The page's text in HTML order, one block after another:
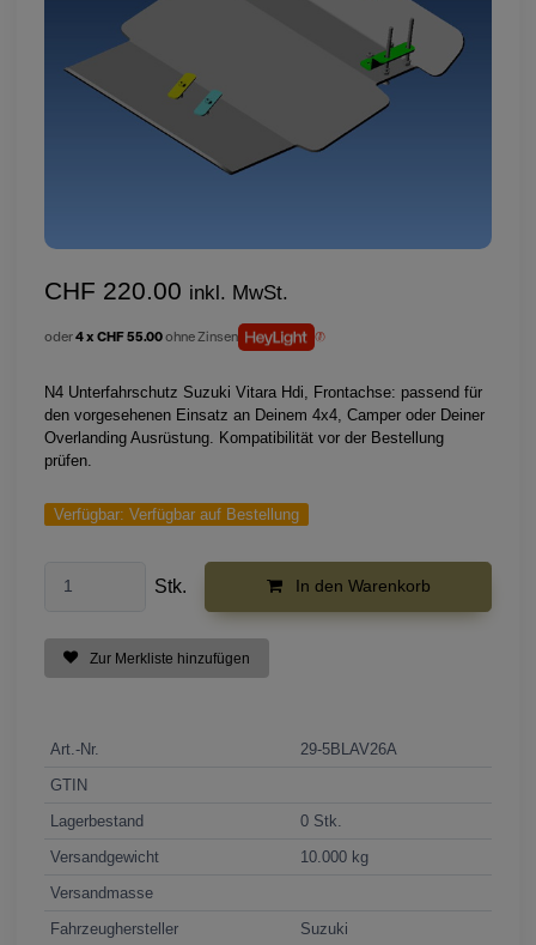
CHF 220.00 inkl. MwSt.
oder4 x CHF 55.00ohne Zinsen
N4 Unterfahrschutz Suzuki Vitara Hdi, Frontachse: passend für
den vorgesehenen Einsatz an Deinem 4x4, Camper oder Deiner
Overlanding Ausrüstung. Kompatibilität vor der Bestellung
prüfen.
Verfügbar: Verfügbar auf Bestellung
Stk. In den Warenkorb
Zur Merkliste hinzufügen
Art.-Nr.
29-5BLAV26A
GTIN
Lagerbestand
0 Stk.
Versandgewicht
10.000 kg
Versandmasse
Fahrzeughersteller
Suzuki